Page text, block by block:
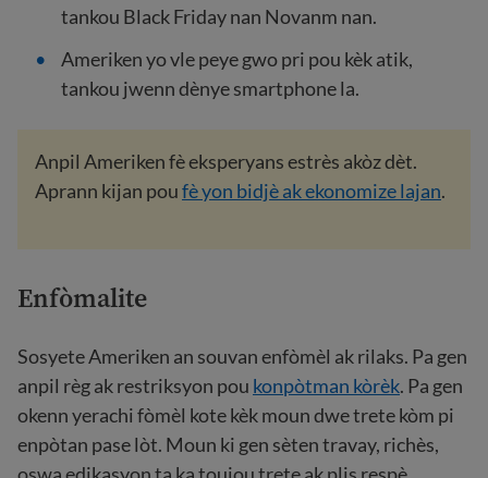
tankou Black Friday nan Novanm nan.
Ameriken yo vle peye gwo pri pou kèk atik,
tankou jwenn dènye smartphone la.
Anpil Ameriken fè eksperyans estrès akòz dèt.
Aprann kijan poufè yon bidjè ak ekonomize lajan.
Enfòmalite
Sosyete Ameriken an souvan enfòmèl ak rilaks. Pa gen
anpil règ ak restriksyon pou konpòtman kòrèk. Pa gen
okenn yerachi fòmèl kote kèk moun dwe trete kòm pi
enpòtan pase lòt. Moun ki gen sèten travay, richès,